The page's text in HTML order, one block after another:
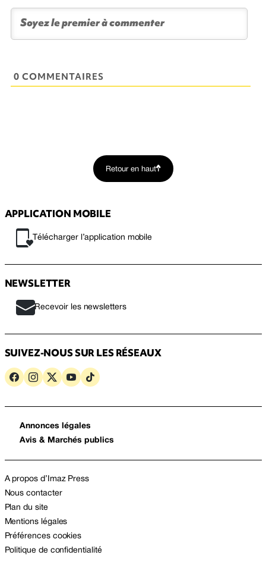
0 COMMENTAIRES
Retour en haut
APPLICATION MOBILE
Télécharger l’application mobile
NEWSLETTER
Recevoir les newsletters
SUIVEZ-NOUS SUR LES RÉSEAUX
Annonces légales
Avis & Marchés publics
A propos d’Imaz Press
Nous contacter
Plan du site
Mentions légales
Préférences cookies
Politique de confidentialité